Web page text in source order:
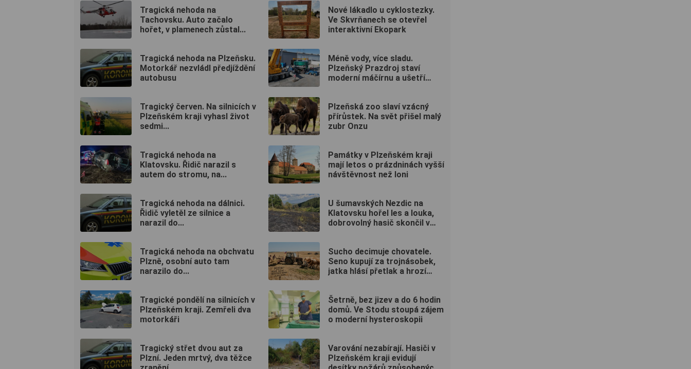
Tragická nehoda na
Tachovsku. Auto začalo
hořet, v plamenech zůstal...
Tragická nehoda na Plzeňsku.
Motorkář nezvládl předjíždění
autobusu
Tragický červen. Na silnicích v
Plzeňském kraji vyhasl život
sedmi...
Tragická nehoda na
Klatovsku. Řidič narazil s
autem do stromu, na...
Tragická nehoda na dálnici.
Řidič vyletěl ze silnice a
narazil do...
Tragická nehoda na obchvatu
Plzně, osobní auto tam
narazilo do...
Tragické pondělí na silnicích v
Plzeňském kraji. Zemřeli dva
motorkáři
Tragický střet dvou aut za
Plzní. Jeden mrtvý, dva těžce
Nové lákadlo u cyklostezky.
Ve Skvrňanech se otevřel
interaktivní Ekopark
Méně vody, více sladu.
Plzeňský Prazdroj staví
moderní máčírnu a ušetří
Plzeňská zoo slaví vzácný
přírůstek. Na svět přišel malý
zubr Onzu
Památky v Plzeňském kraji
mají letos o prázdninách vyšší
návštěvnost než loni
U šumavských Nezdic na
Klatovsku hořel les a louka,
dobrovolný hasič skončil v
Sucho decimuje chovatele.
Seno kupují za trojnásobek,
jatka hlásí přetlak a hrozí
Šetrně, bez jizev a do 6 hodin
domů. Ve Stodu stoupá zájem
o moderní hysteroskopii
Varování nezabírají. Hasiči v
Plzeňském kraji evidují